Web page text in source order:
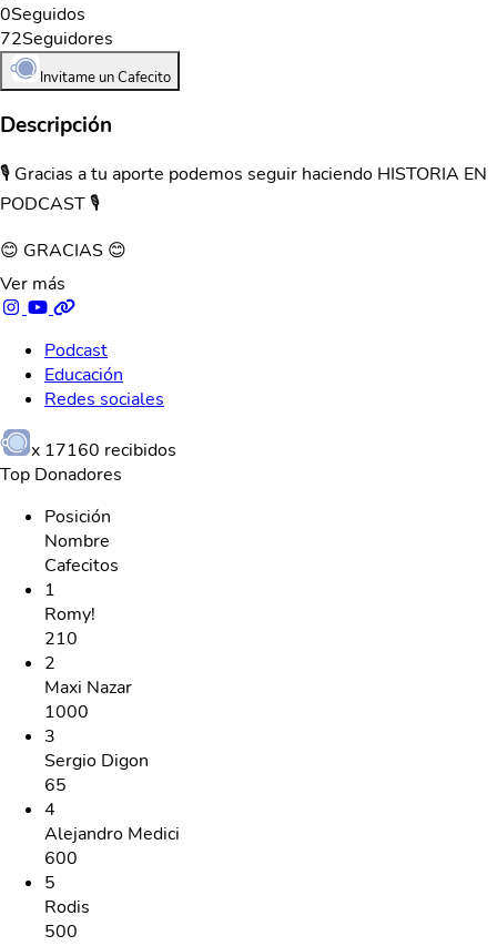
0Seguidos
72Seguidores
Invitame un Cafecito
Descripción
🎙 Gracias a tu aporte podemos seguir haciendo HISTORIA EN
PODCAST 🎙
😊 GRACIAS 😊
Ver más
Podcast
Educación
Redes sociales
x 17160 recibidos
Top Donadores
Posición
Nombre
Cafecitos
1
Romy!
210
2
Maxi Nazar
1000
3
Sergio Digon
65
4
Alejandro Medici
600
5
Rodis
500